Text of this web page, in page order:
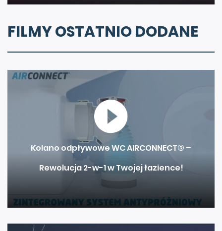
FILMY OSTATNIO DODANE
Kolano odpływowe WC AIRCONNECT® –
Rewolucja 2-w-1 w Twojej łazience!